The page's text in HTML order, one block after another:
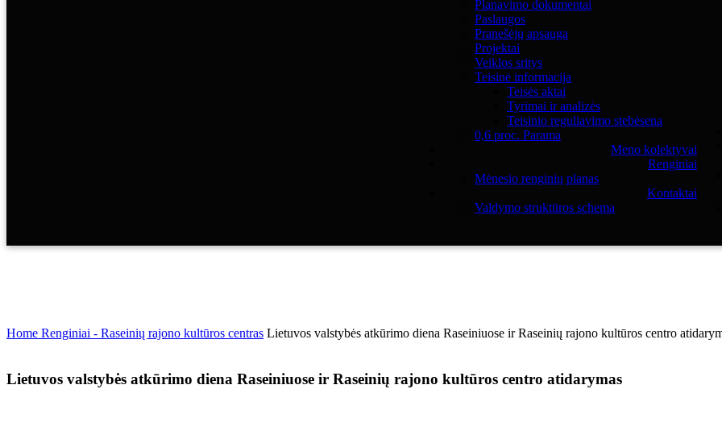
Planavimo dokumentai
Paslaugos
Pranešėjų apsauga
Projektai
Veiklos sritys
Teisinė informacija
Teisės aktai
Tyrimai ir analizės
Teisinio reguliavimo stebėsena
0,6 proc. Parama
Meno kolektyvai
Renginiai
Mėnesio renginių planas
Kontaktai
Valdymo struktūros schema
Home Renginiai - Raseinių rajono kultūros centras Lietuvos valstybės atkūrimo diena Raseiniuose ir Raseinių rajono kultūros centro
Lietuvos valstybės atkūrimo diena Raseiniuose ir Raseinių rajono kultūros centro atidarymas